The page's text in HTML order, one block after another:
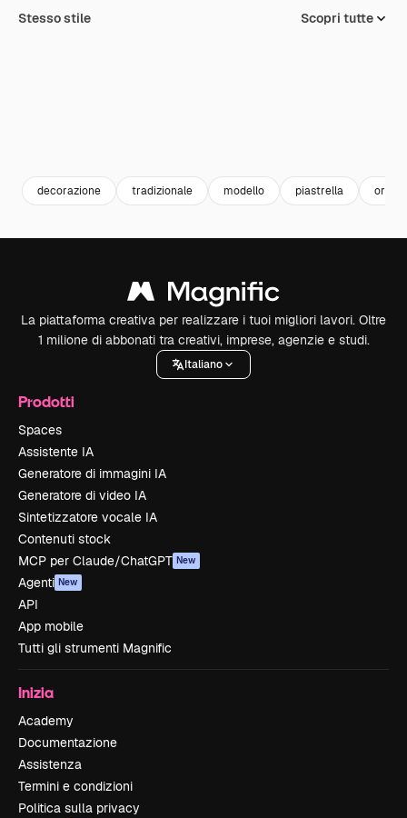
Stesso stile Scopri tutte
decorazione tradizionale modello piastrella
La piattaforma creativa per realizzare i tuoi migliori lavori. Oltre
1 milione di abbonati tra creativi, imprese, agenzie e studi.
Italiano
Prodotti
Spaces
Assistente IA
Generatore di immagini IA
Generatore di video IA
Sintetizzatore vocale IA
Contenuti stock
MCP per Claude/ChatGPT New
Agenti New
API
App mobile
Tutti gli strumenti Magnific
Inizia
Academy
Documentazione
Assistenza
Termini e condizioni
Politica sulla privacy